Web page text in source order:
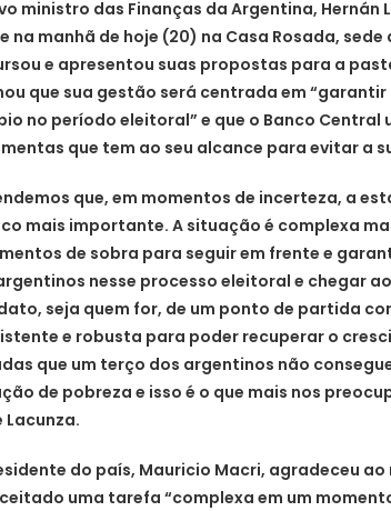
ministro das Finanças da Argentina, Hernán
na manhã de hoje (20) na Casa Rosada, sede
e apresentou suas propostas para a
que sua gestão será centrada em
no período eleitoral” e que o Banco
que tem ao seu alcance para evitar a
que, em momentos de incerteza, a
mais importante. A situação é complexa
de sobra para seguir em frente e
nesse processo eleitoral e chegar
seja quem for, de um ponto de partida
e robusta para poder recuperar o
que um terço dos argentinos não
de pobreza e isso é o que mais nos
Lacunza.
do país, Mauricio Macri, agradeceu
uma tarefa “complexa em um